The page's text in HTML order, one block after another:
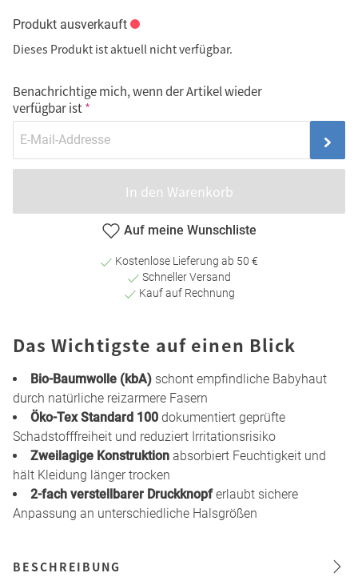
Produkt ausverkauft
Dieses Produkt ist aktuell nicht verfügbar.
Benachrichtige mich, wenn der Artikel wieder
verfügbar ist
In den Warenkorb
Auf meine Wunschliste
Kostenlose Lieferung ab 50 €
Schneller Versand
Kauf auf Rechnung
Das Wichtigste auf einen Blick
Bio-Baumwolle (kbA) schont empfindliche Babyhaut
durch natürliche reizarmere Fasern
Öko-Tex Standard 100 dokumentiert geprüfte
Schadstofffreiheit und reduziert Irritationsrisiko
Zweilagige Konstruktion absorbiert Feuchtigkeit und
hält Kleidung länger trocken
2-fach verstellbarer Druckknopferlaubt sichere
Anpassung an unterschiedliche Halsgrößen
BESCHREIBUNG